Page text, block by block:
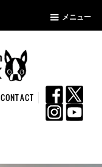
メニュー
CONTACT